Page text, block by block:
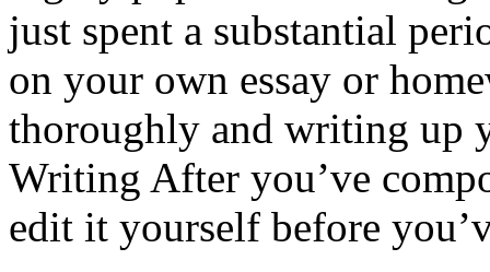
just spent a substantial
on your own essay or
thoroughly and writing up
Writing After you’ve
edit it yourself before